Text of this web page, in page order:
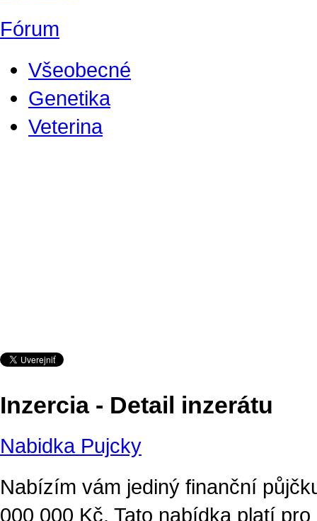
Fórum
Všeobecné
Genetika
Veterina
Inzercia - Detail inzerátu
Nabidka Pujcky
Nabízím vám jediný finanční
000 000 Kč. Tato nabídka platí